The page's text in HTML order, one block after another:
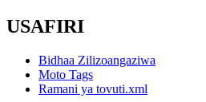
USAFIRI
Bidhaa Zilizoangaziwa
Moto Tags
Ramani ya tovuti.xml